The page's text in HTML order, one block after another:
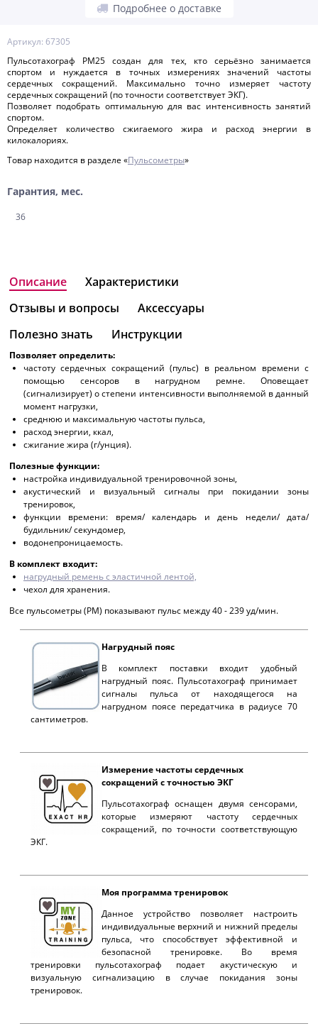
Артикул: 67305
Пульсотахограф PM25 создан для тех, кто серьёзно занимается
спортом и нуждается в точных измерениях значений частоты
сердечных сокращений. Максимально точно измеряет частоту
сердечных сокращений (по точности соответствует ЭКГ).
Позволяет подобрать оптимальную для вас интенсивность занятий
спортом.
Определяет количество сжигаемого жира и расход энергии в
килокалориях.
Товар находится в разделе «Пульсометры»
Гарантия, мес.
36
Подробнее о доставке
Описание
Характеристики
Отзывы и вопросы
Аксессуары
Полезно знать
Инструкции
Позволяет определить:
частоту сердечных сокращений (пульс) в реальном времени с
помощью сенсоров в нагрудном ремне. Оповещает
(сигнализирует) о степени интенсивности выполняемой в данный
момент нагрузки,
среднюю и максимальную частоты пульса,
расход энергии, ккал,
сжигание жира (г/унция).
Полезные функции:
настройка индивидуальной тренировочной зоны,
акустический и визуальный сигналы при покидании зоны
тренировок,
функции времени: время/ календарь и день недели/ дата/
будильник/ секундомер,
водонепроницаемость.
В комплект входит:
нагрудный ремень с эластичной лентой,
чехол для хранения.
Все пульсометры (PM) показывают пульс между 40 - 239 уд/мин.
Нагрудный пояс
В комплект поставки входит удобный
нагрудный пояс. Пульсотахограф принимает
сигналы пульса от находящегося на
нагрудном поясе передатчика в радиусе 70
сантиметров.
Измерение частоты сердечных
сокращений с точностью ЭКГ
Пульсотахограф оснащен двумя сенсорами,
которые измеряют частоту сердечных
сокращений, по точности соответствующую
ЭКГ.
Моя программа тренировок
Данное устройство позволяет настроить
индивидуальные верхний и нижний пределы
пульса, что способствует эффективной и
безопасной тренировке. Во время
тренировки пульсотахограф подает акустическую и
визуальную сигнализацию в случае покидания зоны
тренировок.